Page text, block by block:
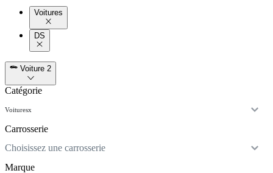
Voitures
DS
Voiture 2
Catégorie
Voituresx
Carrosserie
Choisissez une carrosserie
Marque